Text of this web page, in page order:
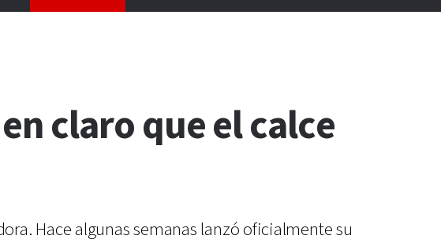
claro que el calce
Hace algunas semanas lanzó oficialmente su